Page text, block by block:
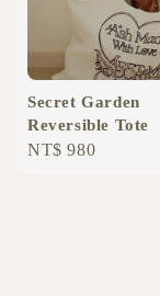
Secret Garden
Reversible Tote
Regular
NT$ 980